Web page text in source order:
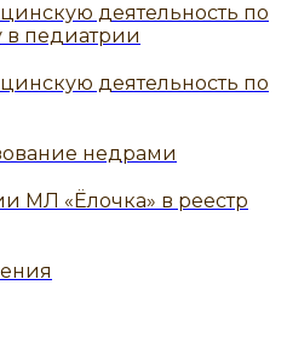
деятельность по
в педиатрии
деятельность по
недрами
МЛ «Ёлочка» в реестр